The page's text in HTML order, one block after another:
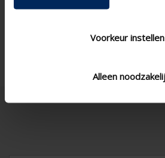
Voorkeur instellen
Alleen